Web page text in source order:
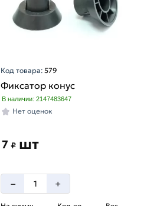
Код товара:579
Фиксатор конус
В наличии: 2147483647
Нет оценок
7₽ шт
– +